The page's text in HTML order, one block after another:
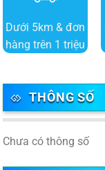
Dưới 5km & đơn
hàng trên 1 triệu
THÔNG SỐ
Chưa có thông số